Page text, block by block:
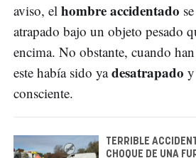
aviso, el hombre accidentado
atrapado bajo un objeto pesado
encima. No obstante, cuando
este había sido yadesatrapado
consciente.
TERRIBLE
CHOQUE DE UNA